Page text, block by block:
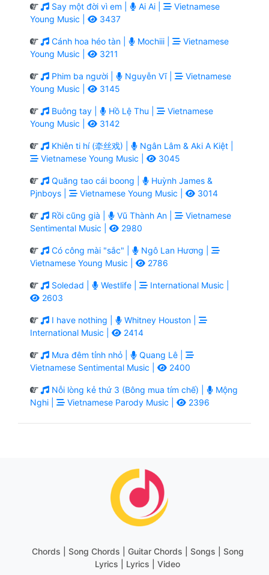
Say một đời vì em | Ai Ai |
Vietnamese
Young Music |
3437
Cánh hoa héo tàn | Mochiii |
Vietnamese
Young Music |
3211
Phim ba người | Nguyễn Vĩ |
Vietnamese
Young Music |
3145
Buông tay | Hồ Lệ Thu |
Vietnamese
Young Music |
3142
Khiên ti hí (牵丝戏) |
Ngân Lâm & Aki A Kiệt |
Vietnamese Young Music |
3045
Quăng tao cái boong |
Huỳnh James &
Pjnboys |
Vietnamese Young Music | 3014
Rồi cũng già | Vũ Thành An |
Vietnamese
Sentimental Music |
2980
Có công mài "sắc" |
Ngô Lan Hương |
Vietnamese Young Music |
2786
Soledad | Westlife |
International Music |
2603
I have nothing |
Whitney Houston |
International Music |
2414
Mưa đêm tỉnh nhỏ |
Quang Lê |
Vietnamese Sentimental Music |
2400
Nỗi lòng kẻ thứ 3 (Bông mua tím chế) |
Mộng
Nghi |
Vietnamese Parody Music | 2396
Chords | Song Chords | Guitar Chords | Songs | Song
Lyrics | Lyrics | Video